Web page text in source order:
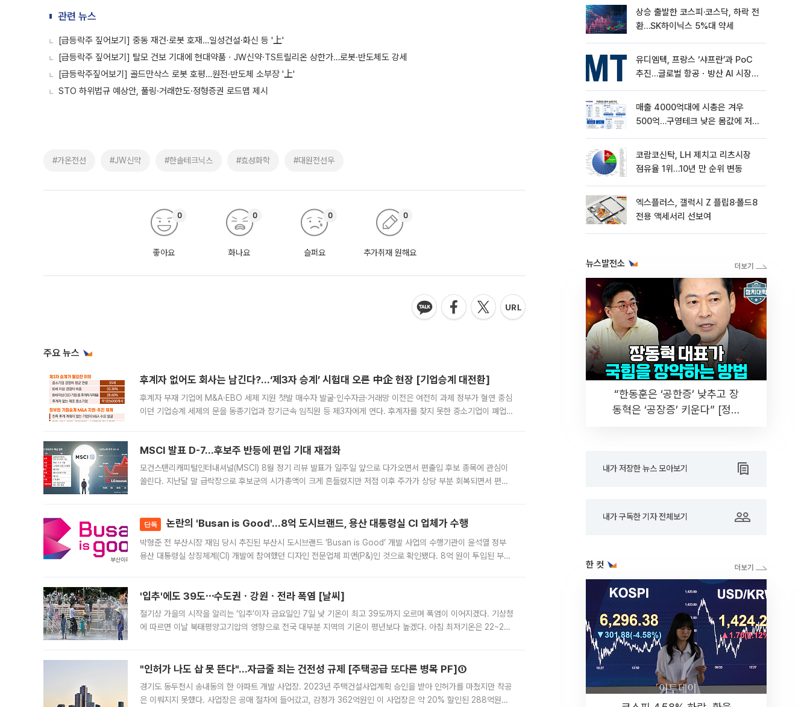
관련 뉴스
[급등락주 짚어보기] 중동 재건·로봇 호재…일성건설·화신 등 '上'
[급등락주 짚어보기] 탈모 건보 기대에 현대약품ㆍJW신약·TS트릴리온 상한가…로봇·반도체도 강세
[급등락주짚어보기] 골드만삭스 로봇 호평…원전·반도체 소부장 '上'
STO 하위법규 예상안, 풀링·거래한도·정형증권 로드맵 제시
#가온전선 #JW신약 #한솔테크닉스 #효성화학 #대원전선우
좋아요
0
화나요
0
슬퍼요
0
추가취재 원해요
0
주요 뉴스
후계자 없어도 회사는 남긴다?…‘제3자 승계’ 시험대 오른 中企 현장 [기업승계 대전환]
후계자 부재 기업에 M&A·EBO 세제 지원 첫발 매수자 발굴·인수자금·거래망 이전은 여전히 과제 정부가 혈연 중심
이던 기업승계 세제의 문을 동종기업과 장기근속 임직원 등 제3자에게 연다. 후계자를 찾지 못한 중소기업이 폐업
MSCI 발표 D-7…후보주 반등에 편입 기대 재점화
모건스탠리캐피털인터내셔널(MSCI) 8월 정기 리뷰 발표가 일주일 앞으로 다가오면서 편출입 후보 종목에 관심이
쏠린다. 지난달 말 급락장으로 후보군의 시가총액이 크게 흔들렸지만 저점 이후 주가가 상당 부분 회복되면서 편입
단독 논란의 'Busan is Good'…8억 도시브랜드, 용산 대통령실 CI 업체가 수행
박형준 전 부산시장 재임 당시 추진된 부산시 도시브랜드 ‘Busan is Good’ 개발 사업의 수행기관이 윤석열 정부
용산 대통령실 상징체계(CI) 개발에 참여했던 디자인 전문업체 피앤(P&)인 것으로 확인됐다. 8억 원이 투입된 부산
'입추'에도 39도⋯수도권ㆍ강원ㆍ전라 폭염 [날씨]
절기상 가을의 시작을 알리는 ‘입추’이자 금요일인 7일 낮 기온이 최고 39도까지 오르며 폭염이 이어지겠다. 기상청
에 따르면 이날 북태평양고기압의 영향으로 전국 대부분 지역의 기온이 평년보다 높겠다. 아침 최저기온은 22~27
"인허가 나도 삽 못 뜬다"…자금줄 죄는 건전성 규제 [주택공급 또다른 병목 PF]①
경기도 동두천시 송내동의 한 아파트 개발 사업장. 2023년 주택건설사업계획 승인을 받아 인허가를 마쳤지만 착공
은 이뤄지지 못했다. 사업장은 공매 절차에 들어갔고, 감정가 362억원인 이 사업장은 약 20% 할인된 288억원에
상승 출발한 코스피·코스닥, 하락 전
환…SK하이닉스 5%대 약세
유디엠텍, 프랑스 ‘샤프란’과 PoC
추진…글로벌 항공ㆍ방산 AI 시장
매출 4000억대에 시총은 겨우
500억…구영테크 낮은 몸값에 저가
코람코신탁, LH 제치고 리츠시장
점유율 1위…10년 만 순위 변동
엑스플러스, 갤럭시 Z 플립8·폴드8
전용 액세서리 선보여
뉴스발전소
“한동훈은 ‘공한증’ 낮추고 장
동혁은 ‘공장증’ 키운다” [정치
내가 저장한 뉴스 모아보기
내가 구독한 기자 전체보기
한 컷